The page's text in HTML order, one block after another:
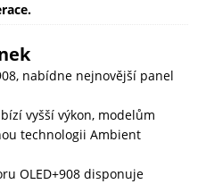
nabídne nejnovější panel
vyšší výkon, modelům
technologii Ambient
OLED+908 disponuje